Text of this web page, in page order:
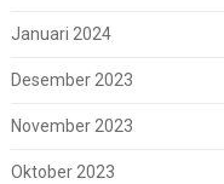
Januari 2024
Desember 2023
November 2023
Oktober 2023